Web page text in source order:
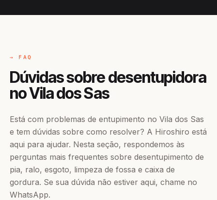
→ FAQ
Dúvidas sobre desentupidora
no Vila dos Sas
Está com problemas de entupimento no Vila dos Sas
e tem dúvidas sobre como resolver? A Hiroshiro está
aqui para ajudar. Nesta seção, respondemos às
perguntas mais frequentes sobre desentupimento de
pia, ralo, esgoto, limpeza de fossa e caixa de
gordura. Se sua dúvida não estiver aqui, chame no
WhatsApp.